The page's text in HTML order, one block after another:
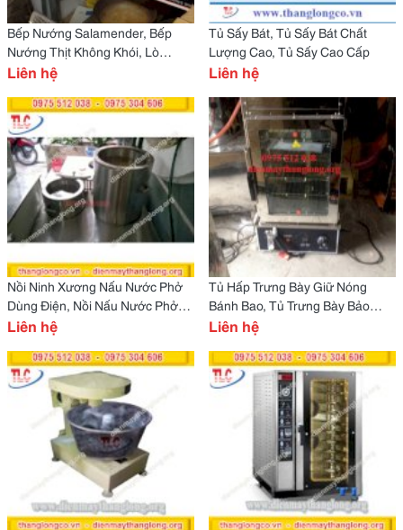
Bếp Nướng Salamender, Bếp
Nướng Thịt Không Khói, Lò
Nướng Salamender
Liên hệ
Tủ Sấy Bát, Tủ Sấy Bát Chất
Lượng Cao, Tủ Sấy Cao Cấp
Liên hệ
Nồi Ninh Xương Nấu Nước Phở
Dùng Điện, Nồi Nấu Nước Phở
Inox
Liên hệ
Tủ Hấp Trưng Bày Giữ Nóng
Bánh Bao, Tủ Trưng Bày Bảo
Quản Bánh Bao
Liên hệ